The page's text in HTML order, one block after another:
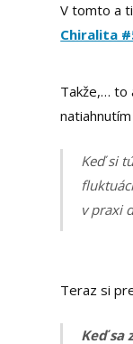
V tomto a
Chiralita
Takže,… to
Keď si
v praxi
Teraz si
Keď